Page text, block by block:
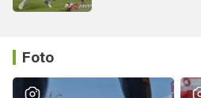
Foto